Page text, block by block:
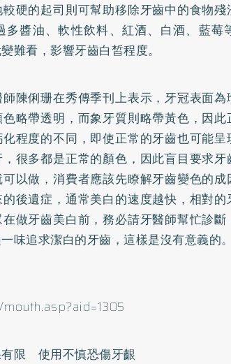
較硬的起司則可幫助移除牙齒中的食物
多醬油、軟性飲料、紅酒、白酒、藍莓
難看，影響牙齒白皙程度。
陳俐珊在秀傳季刊上表示，牙冠表面
略帶透明，而象牙質則略帶黃色，因此
程度的不同，即使正常的牙齒也可能呈
很多都是正常的顏色，因此盲目要求牙
以做，消費者應該先瞭解牙齒變色的成
後遺症，通常美白的速度越快，相對的
做牙齒美白前，務必請牙醫師幫忙診
味追求潔白的牙齒，這樣是沒有意義的。
限 使用不慎恐傷牙齦